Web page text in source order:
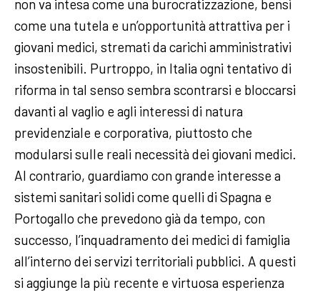
non va intesa come una burocratizzazione, bensì
come una tutela e un’opportunità attrattiva per i
giovani medici, stremati da carichi amministrativi
insostenibili. Purtroppo, in Italia ogni tentativo di
riforma in tal senso sembra scontrarsi e bloccarsi
davanti al vaglio e agli interessi di natura
previdenziale e corporativa, piuttosto che
modularsi sulle reali necessità dei giovani medici.
Al contrario, guardiamo con grande interesse a
sistemi sanitari solidi come quelli di Spagna e
Portogallo che prevedono già da tempo, con
successo, l’inquadramento dei medici di famiglia
all’interno dei servizi territoriali pubblici. A questi
si aggiunge la più recente e virtuosa esperienza